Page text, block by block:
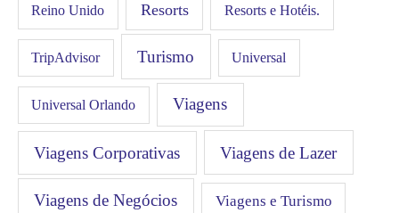
Reino Unido Resorts Resorts e Hotéis.
TripAdvisor Turismo Universal
Universal Orlando Viagens
Viagens Corporativas Viagens de Lazer
Viagens de Negócios Viagens e Turismo